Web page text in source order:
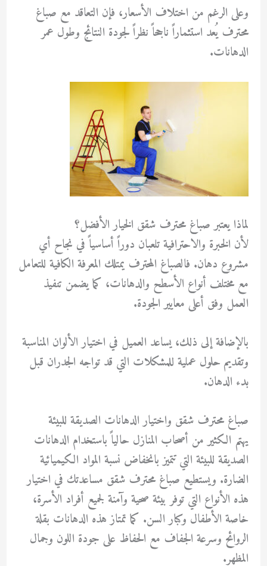
وعلى الرغم من اختلاف الأسعار، فإن التعاقد مع صباغ
محترف يُعد استثماراً ناجحاً نظراً لجودة النتائج وطول عمر
الدهانات.
لماذا يعتبر صباغ محترف شقق الخيار الأفضل؟
لأن الخبرة والاحترافية تلعبان دوراً أساسياً في نجاح أي
مشروع دهان. فالصباغ المحترف يمتلك المعرفة الكافية للتعامل
مع مختلف أنواع الأسطح والدهانات، كما يضمن تنفيذ
العمل وفق أعلى معايير الجودة.
بالإضافة إلى ذلك، يساعد العميل في اختيار الألوان المناسبة
وتقديم حلول عملية للمشكلات التي قد تواجه الجدران قبل
بدء الدهان.
صباغ محترف شقق واختيار الدهانات الصديقة للبيئة
يهتم الكثير من أصحاب المنازل حالياً باستخدام الدهانات
الصديقة للبيئة التي تتميز بانخفاض نسبة المواد الكيميائية
الضارة. ويستطيع صباغ محترف شقق مساعدتك في اختيار
هذه الأنواع التي توفر بيئة صحية وآمنة لجميع أفراد الأسرة،
خاصة الأطفال وكبار السن. كما تمتاز هذه الدهانات بقلة
الروائح وسرعة الجفاف مع الحفاظ على جودة اللون وجمال
المظهر.